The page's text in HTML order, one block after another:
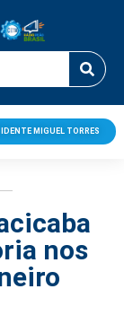
MIGUEL TORRES
nos